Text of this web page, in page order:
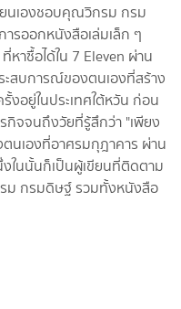
นเองชอบคุณวิกรม กรม
รออกหนังสือเล่มเล็ก ๆ
หาซื้อได้ใน 7 Eleven ผ่าน
ะสบการณ์ของตนเองที่สร้าง
งอยู่ในประเทศใต้หวัน ก่อน
กิจจนถึงวัยที่รู้สึกว่า "เพียง
นเองที่อาศรมกุฎาคาร ผ่าน
ในนั้นก็เป็นผู้เขียนที่ติดตาม
ม กรมดิษฐ์ รวมทั้งหนังสือ